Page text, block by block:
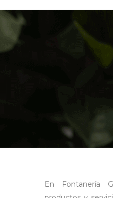
En Fontanería